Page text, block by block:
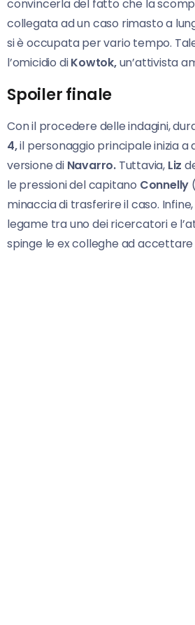
convincerla del fatto che la
collegata ad un caso rimasto a
si è occupata per vario tempo.
l’omicidio diKowtok,un’attivista
Spoiler finale
Con il procedere delle indagini,
4,il personaggio principale inizia a
versione di Navarro. Tuttavia, Liz
le pressioni del capitano Connelly
minaccia di trasferire il caso.
legame tra uno dei ricercatori e
spinge le ex colleghe ad accettare